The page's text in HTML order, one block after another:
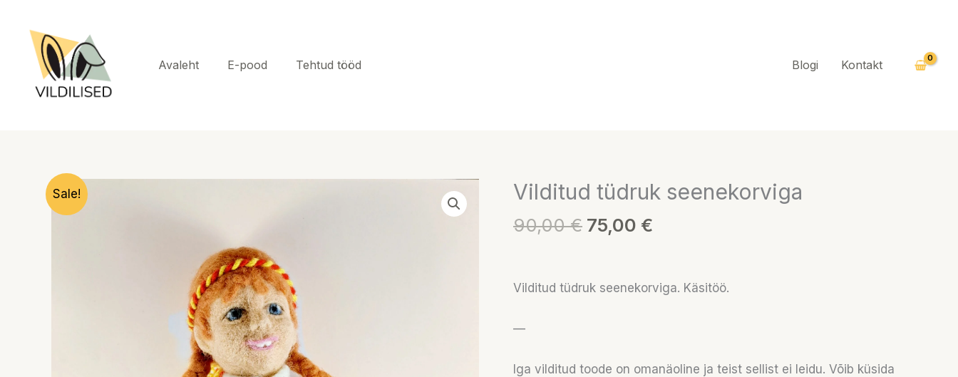
content
Avaleht
E-pood Tehtud tööd Blogi Kontakt
Sale! Vilditud tüdruk seenekorviga
90,00€
Algne
hind
oli:
75,00 €
Praegune
hind
Vilditud tüdruk seenekorviga. Käsitöö.
—
Iga vilditud toode on omanäoline ja teist sellist ei leidu. Võib küsida
Vilditud
seenekorviga